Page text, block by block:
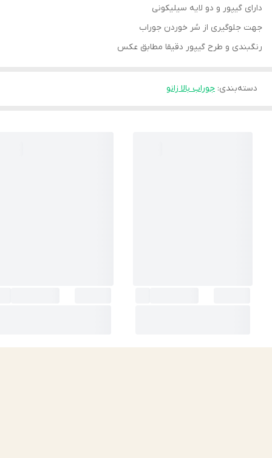
دارای گیپور و دو لایه سیلیکونی
جهت جلوگیری از سُر خوردن جوراب
رنگبندی و طرح گیپور دقیقا مطابق عکس
دسته‌بندی: جوراب بالا زانو